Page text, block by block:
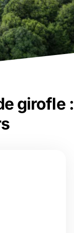
girofle :